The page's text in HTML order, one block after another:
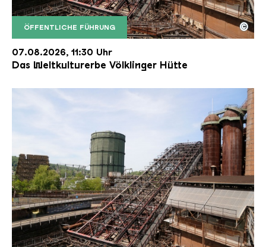
ÖFFENTLICHE FÜHRUNG
Der Erzschrägaufzug der Völklinger Hütte mit
Copyright: Weltkulturerbe Völklinger Hütte | Karl
©
07.08.2026, 11:30 Uhr
Das Weltkulturerbe Völklinger Hütte